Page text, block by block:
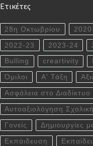
Ετικέτες
28η Οκτωβρίου
2022-23 2023-24
Bulling creartivity
Όμιλοι Α' Τάξη
Ασφάλεια στο Διαδίκτυο
Αυτοαξιολόγηση
Γονείς Δημιουργίες
Εκπάιδευση